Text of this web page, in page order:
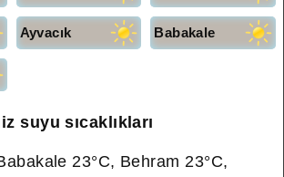
Ayvacık Babakale
suyu sıcaklıkları
23°C, Behram 23°C,